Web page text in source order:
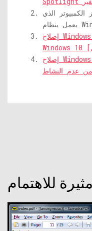
الذي
إصلاح Windows Spotlight لا يعمل في
إصلاح Windows 10 الذهاب إلى وضع السكون بعد
عدم النشاط
للاهتمام